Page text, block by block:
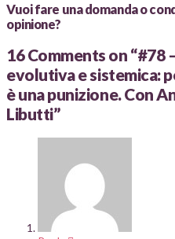
Vuoi fare una domanda o
opinione?
16 Comments on “#78
evolutiva e sistemica:
è una punizione. Con
Libutti”